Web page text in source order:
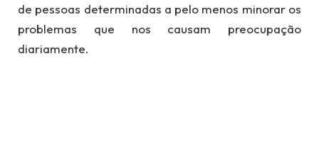
de pessoas determinadas a pelo menos minorar os
problemas que nos causam preocupação
diariamente.